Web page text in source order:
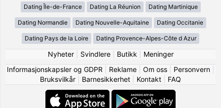
Dating Île-de-France Dating La Réunion Dating Martinique
Dating Normandie Dating Nouvelle-Aquitaine Dating Occitanie
Dating Pays de la Loire Dating Provence-Alpes-Côte d Azur
Nyheter| Svindlere| Butikk
Meninger
Informasjonskapsler og GDPR
Reklame| Om oss| Personvern|
Bruksvilkår
Barnesikkerhet Kontakt FAQ